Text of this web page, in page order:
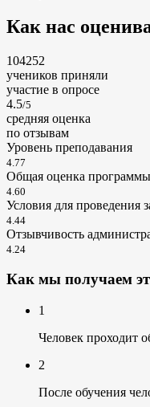
Как нас
104252
учеников приняли
участие в опросе
4.5/5
cредняя оценка
по отзывам
Уровень преподавания
4.77
Общая оценка
4.60
Условия для проведения
4.44
Отзывчивость
4.24
Как мы получаем
1
Человек проходит
2
После обучения